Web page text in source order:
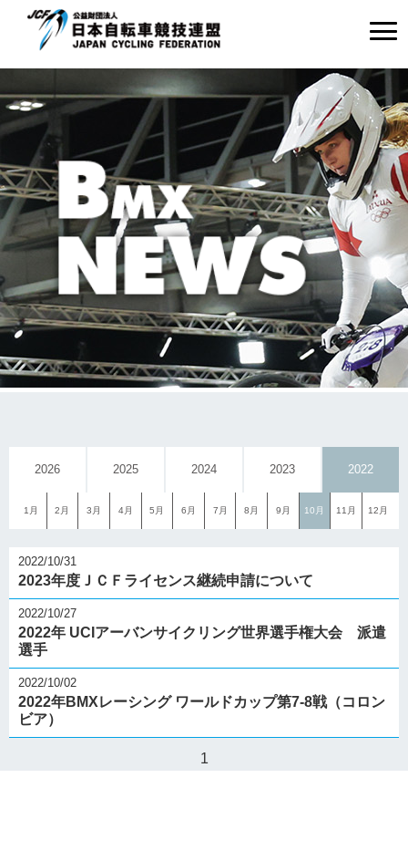
2026 2025 2024 2023 2022
1月 2月 3月 4月 5月 6月 7月 8月 9月 10月 11月 12月
2022/10/31
2023年度ＪＣＦライセンス継続申請について
2022/10/27
2022年 UCIアーバンサイクリング世界選手権大会 派遣
選手
2022/10/02
2022年BMXレーシング ワールドカップ第7-8戦（コロン
ビア）
1